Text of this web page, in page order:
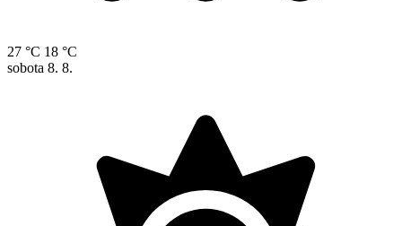
27 °C 18 °C
sobota 8. 8.